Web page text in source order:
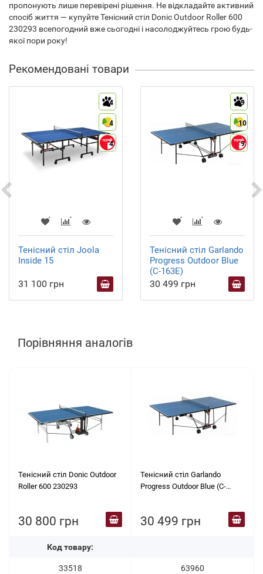
пропонують лише перевірені рішення. Не відкладайте активний
спосіб життя — купуйте Тенісний стіл Donic Outdoor Roller 600
230293 всепогодний вже сьогодні і насолоджуйтесь грою будь-
якої пори року!
Рекомендовані товари
4
4
4
Тенісний стіл Joola
Inside 15
31 100 грн
9
10
9
Тенісний стіл Garlando
Progress Outdoor Blue
(C-163E)
30 499 грн
Порівняння аналогів
Тенісний стіл Donic Outdoor
Roller 600 230293
30 800 грн
Код товару:
33518
Тенісний стіл Garlando
Progress Outdoor Blue (C-
30 499 грн
63960